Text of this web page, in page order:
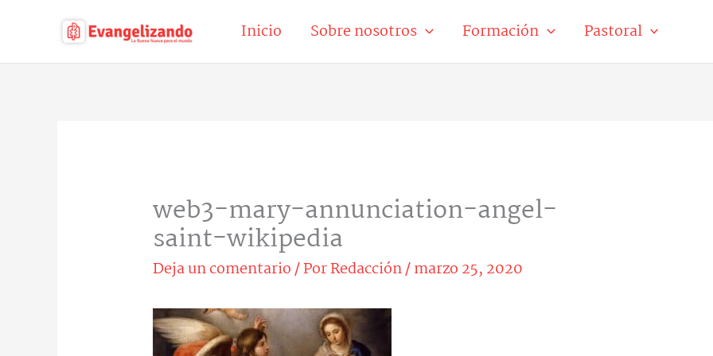
contenido
Inicio Sobre nosotros Formación Pastoral
web3-mary-annunciation-angel-
saint-wikipedia
Deja un comentario/ PorRedacción/marzo 25, 2020